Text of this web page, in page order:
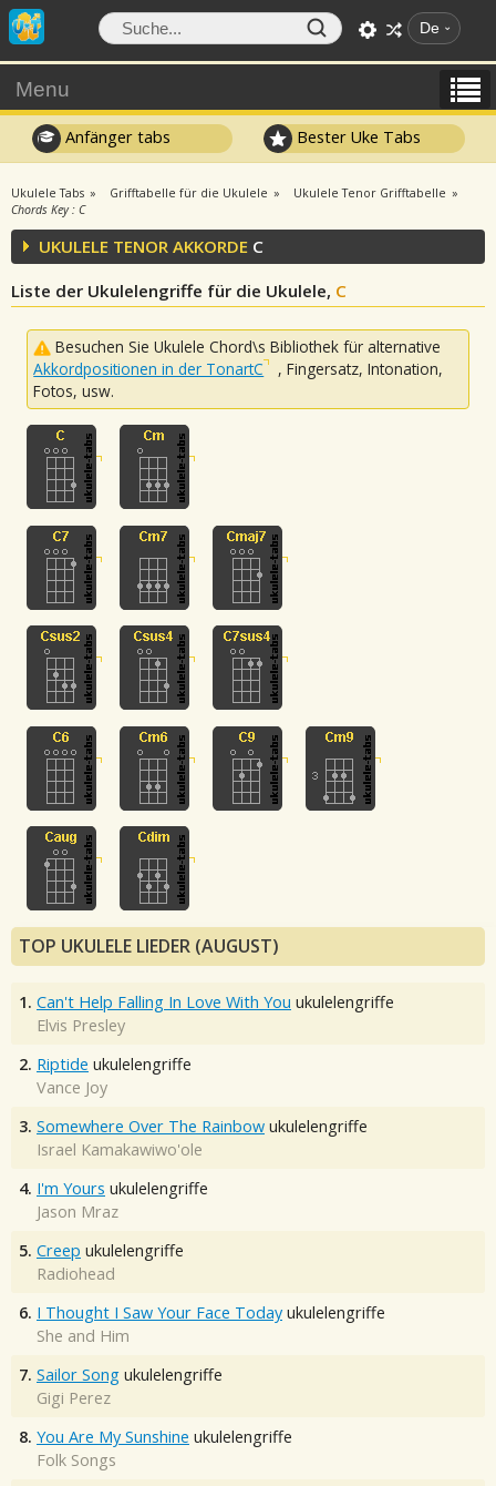
De
Menu
Anfänger tabs Bester Uke Tabs
Ukulele Tabs Grifftabelle für die Ukulele
Ukulele Tenor Grifftabelle
Chords Key : C
UKULELE TENOR AKKORDE C
Liste der Ukulelengriffe für die Ukulele, C
Besuchen Sie Ukulele Chord\s Bibliothek für alternative
Akkordpositionen in der TonartC
, Fingersatz, Intonation,
Fotos, usw.
TOP UKULELE LIEDER (AUGUST)
1. Can't Help Falling In Love With You ukulelengriffe
Elvis Presley
2. Riptide ukulelengriffe
Vance Joy
3. Somewhere Over The Rainbow ukulelengriffe
Israel Kamakawiwo'ole
4. I'm Yours ukulelengriffe
Jason Mraz
5. Creep ukulelengriffe
Radiohead
6. I Thought I Saw Your Face Today ukulelengriffe
She and Him
7. Sailor Song ukulelengriffe
Gigi Perez
8. You Are My Sunshine ukulelengriffe
Folk Songs